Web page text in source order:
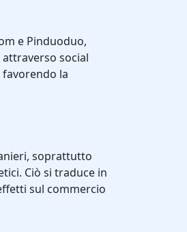
e Pinduoduo,
social
la
soprattutto
Ciò si traduce in
sul commercio